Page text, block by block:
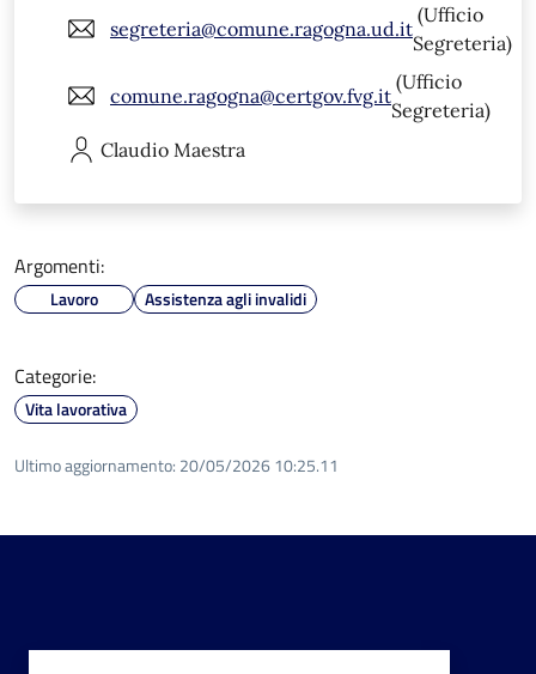
segreteria@comune.ragogna.ud.it
(Ufficio
Segreteria)
comune.ragogna@certgov.fvg.it
(Ufficio
Segreteria)
Claudio Maestra
Argomenti:
Lavoro Assistenza agli invalidi
Categorie:
Vita lavorativa
Ultimo aggiornamento: 20/05/2026 10:25.11